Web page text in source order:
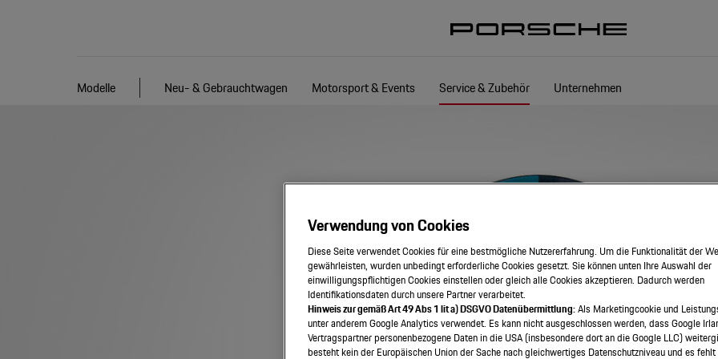
Modelle Neu- & Gebrauchtwagen Motorsport & Events Service & Zubehör Unternehmen
Verwendung von Cookies
Diese Seite verwendet Cookies für eine bestmögliche Nutzererfahrung. Um die Funktionalität der
gewährleisten, wurden unbedingt erforderliche Cookies gesetzt. Sie können unten Ihre Auswahl der
einwilligungspflichtigen Cookies einstellen oder gleich alle Cookies akzeptieren. Dadurch werden
Identifikationsdaten durch unsere Partner verarbeitet.
Hinweis zur gemäß Art 49 Abs 1 lit a) DSGVO Datenübermittlung:Als Marketingcookie und
unter anderem Google Analytics verwendet. Es kann nicht ausgeschlossen werden, dass Google
Vertragspartner personenbezogene Daten in die USA (insbesondere dort an die Google LLC)
besteht kein der Europäischen Union der Sache nach gleichwertiges Datenschutzniveau und es